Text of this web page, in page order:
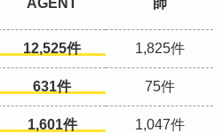
12,525 1,825
631 75
1,601 1,047